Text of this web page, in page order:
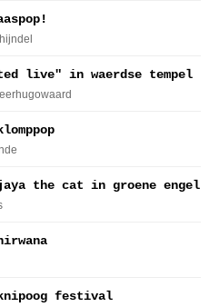
live" in waerdse tempel
the cat in groene engel
festival